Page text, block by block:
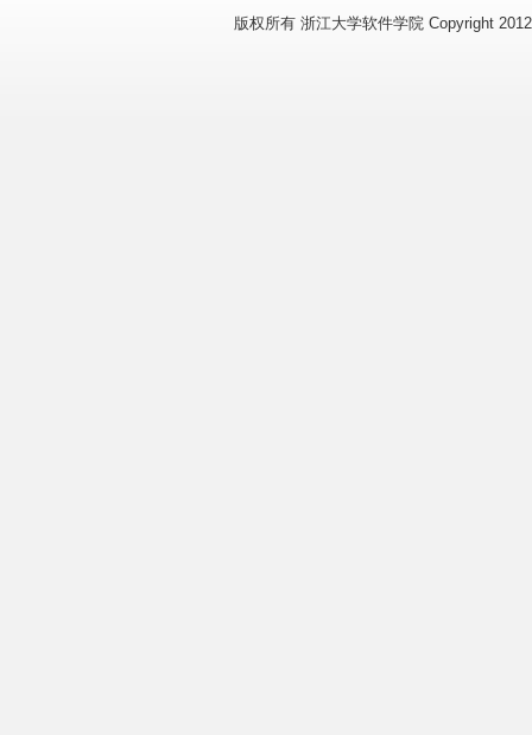
版权所有 浙江大学软件学院 Copyright